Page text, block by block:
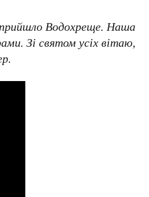
прийшло Водохреще. Наша
Зі святом усіх вітаю,